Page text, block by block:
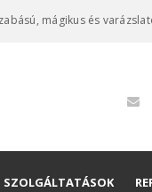
mágikus és
SZOLGÁLTATÁSOK